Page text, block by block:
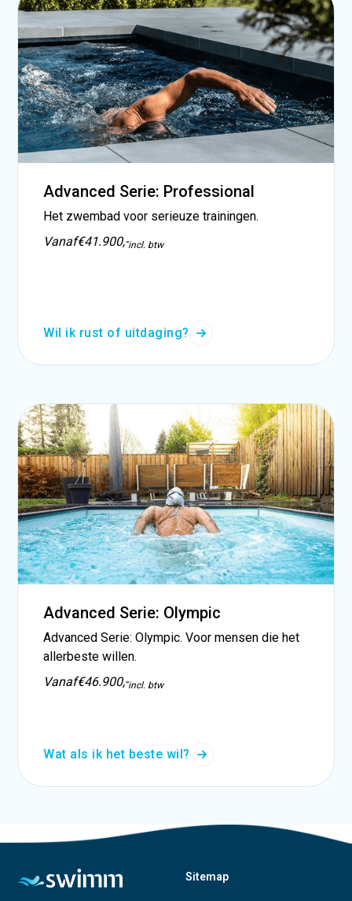
Advanced Serie: Professional
Het zwembad voor serieuze trainingen.
Vanaf€41.900,-incl. btw
Wil ik rust of uitdaging?
Advanced Serie: Olympic
Advanced Serie: Olympic. Voor mensen die het
allerbeste willen.
Vanaf€46.900,-incl. btw
Wat als ik het beste wil?
Sitemap